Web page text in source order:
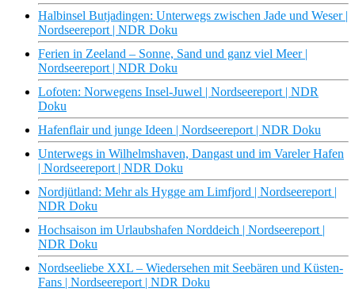
Halbinsel Butjadingen: Unterwegs zwischen Jade und Weser |
Nordseereport | NDR Doku
Ferien in Zeeland – Sonne, Sand und ganz viel Meer |
Nordseereport | NDR Doku
Lofoten: Norwegens Insel-Juwel | Nordseereport | NDR
Doku
Hafenflair und junge Ideen | Nordseereport | NDR Doku
Unterwegs in Wilhelmshaven, Dangast und im Vareler Hafen
| Nordseereport | NDR Doku
Nordjütland: Mehr als Hygge am Limfjord | Nordseereport |
NDR Doku
Hochsaison im Urlaubshafen Norddeich | Nordseereport |
NDR Doku
Nordseeliebe XXL – Wiedersehen mit Seebären und Küsten-
Fans | Nordseereport | NDR Doku